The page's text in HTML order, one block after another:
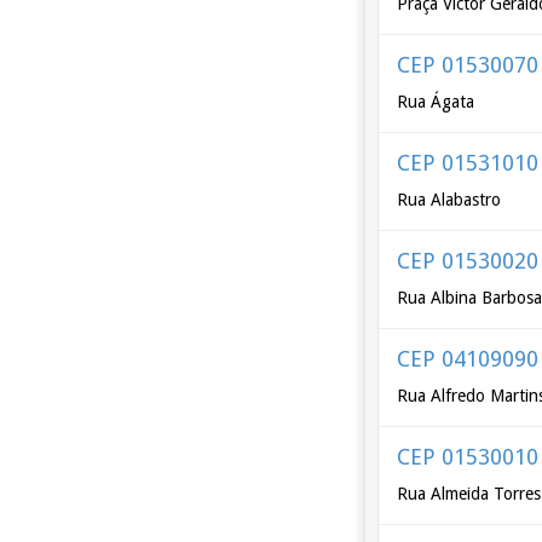
CEP 01530070
Rua Ágata
CEP 01531010
Rua Alabastro
CEP 01530020
Rua Albina Barbosa
CEP 04109090
Rua Alfredo
CEP 01530010
Rua Almeida Torres